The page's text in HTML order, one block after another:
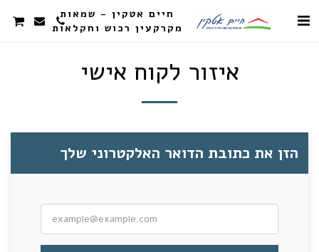
חיים אטקין - שמאות
מקרקעין רכוש וחקלאות
איזור לקוח אישי
הזן את כתובת הדואר האלקטרוני שלך